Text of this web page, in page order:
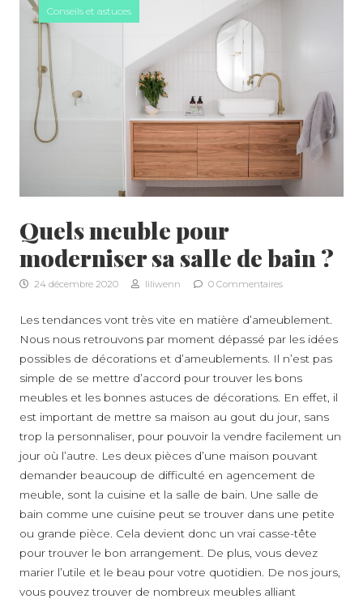
Conseils et astuces
Quels meuble pour
moderniser sa salle de bain ?
24 décembre 2020 liliwenn 0 Commentaires
Les tendances vont très vite en matière d’ameublement.
Nous nous retrouvons par moment dépassé par les idées
possibles de décorations et d’ameublements. Il n’est pas
simple de se mettre d’accord pour trouver les bons
meubles et les bonnes astuces de décorations. En effet, il
est important de mettre sa maison au gout du jour, sans
trop la personnaliser, pour pouvoir la vendre facilement un
jour où l’autre. Les deux pièces d’une maison pouvant
demander beaucoup de difficulté en agencement de
meuble, sont la cuisine et la salle de bain. Une salle de
bain comme une cuisine peut se trouver dans une petite
ou grande pièce. Cela devient donc un vrai casse-tête
pour trouver le bon arrangement. De plus, vous devez
marier l’utile et le beau pour votre quotidien. De nos jours,
vous pouvez trouver de nombreux meubles alliant